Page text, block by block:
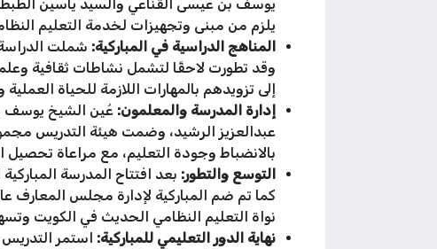
يوسف بن عيسى القناعي والسيد ياسين
يلزم من مبنى وتجهيزات لخدمة التعليم
المناهج الدراسية في المباركية: شملت الدراسة
وقد تطورت لاحقًا لتشمل نشاطات ثقافية
إلى تزويدهم بالمهارات اللازمة للحياة
إدارة المدرسة والمعلمون: عُين الشيخ يوسف
عبدالعزيز الرشيد، وضمت هيئة التدريس
بالانضباط وجودة التعليم، مع مراعاة
التوسع والتطور:
نواة التعليم النظامي الحديث في الكويت
نهاية الدور التعليمي للمباركية: